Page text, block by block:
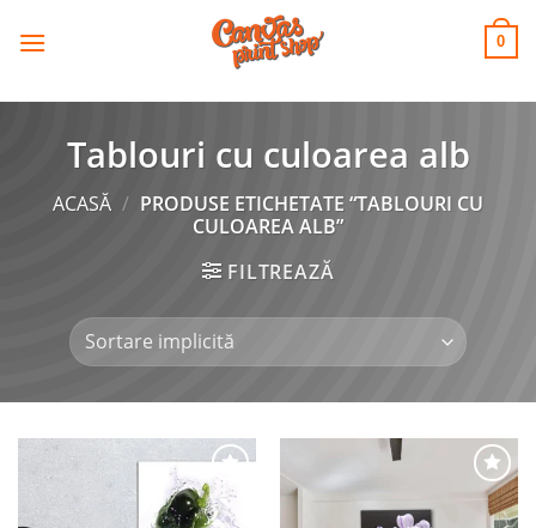
CANVAS
PRINT SHOP 0
Tablouri cu culoarea alb
ACASĂ / PRODUSE ETICHETATE “TABLOURI CU
CULOAREA ALB”
FILTREAZĂ